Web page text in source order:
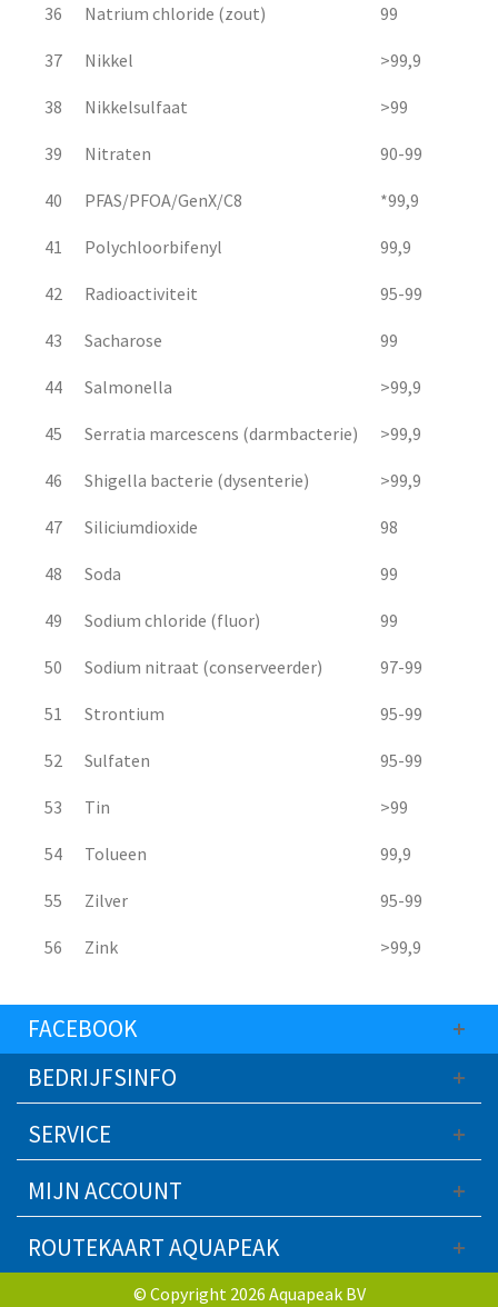
36 Natrium chloride (zout) 99
37 Nikkel >99,9
38 Nikkelsulfaat >99
39 Nitraten 90-99
40 PFAS/PFOA/GenX/C8 *99,9
41 Polychloorbifenyl 99,9
42 Radioactiviteit 95-99
43 Sacharose 99
44 Salmonella >99,9
45 Serratia marcescens (darmbacterie) >99,9
46 Shigella bacterie (dysenterie) >99,9
47 Siliciumdioxide 98
48 Soda 99
49 Sodium chloride (fluor) 99
50 Sodium nitraat (conserveerder) 97-99
51 Strontium 95-99
52 Sulfaten 95-99
53 Tin >99
54 Tolueen 99,9
55 Zilver 95-99
56 Zink >99,9
FACEBOOK
BEDRIJFSINFO
SERVICE
MIJN ACCOUNT
ROUTEKAART AQUAPEAK
© Copyright 2026 Aquapeak BV